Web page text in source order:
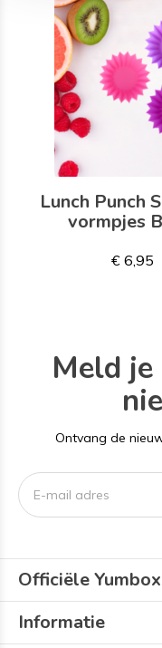
Lunch Punch
vormpjes
€ 6,95
Meld
Ontvang de
Officiële
Informatie